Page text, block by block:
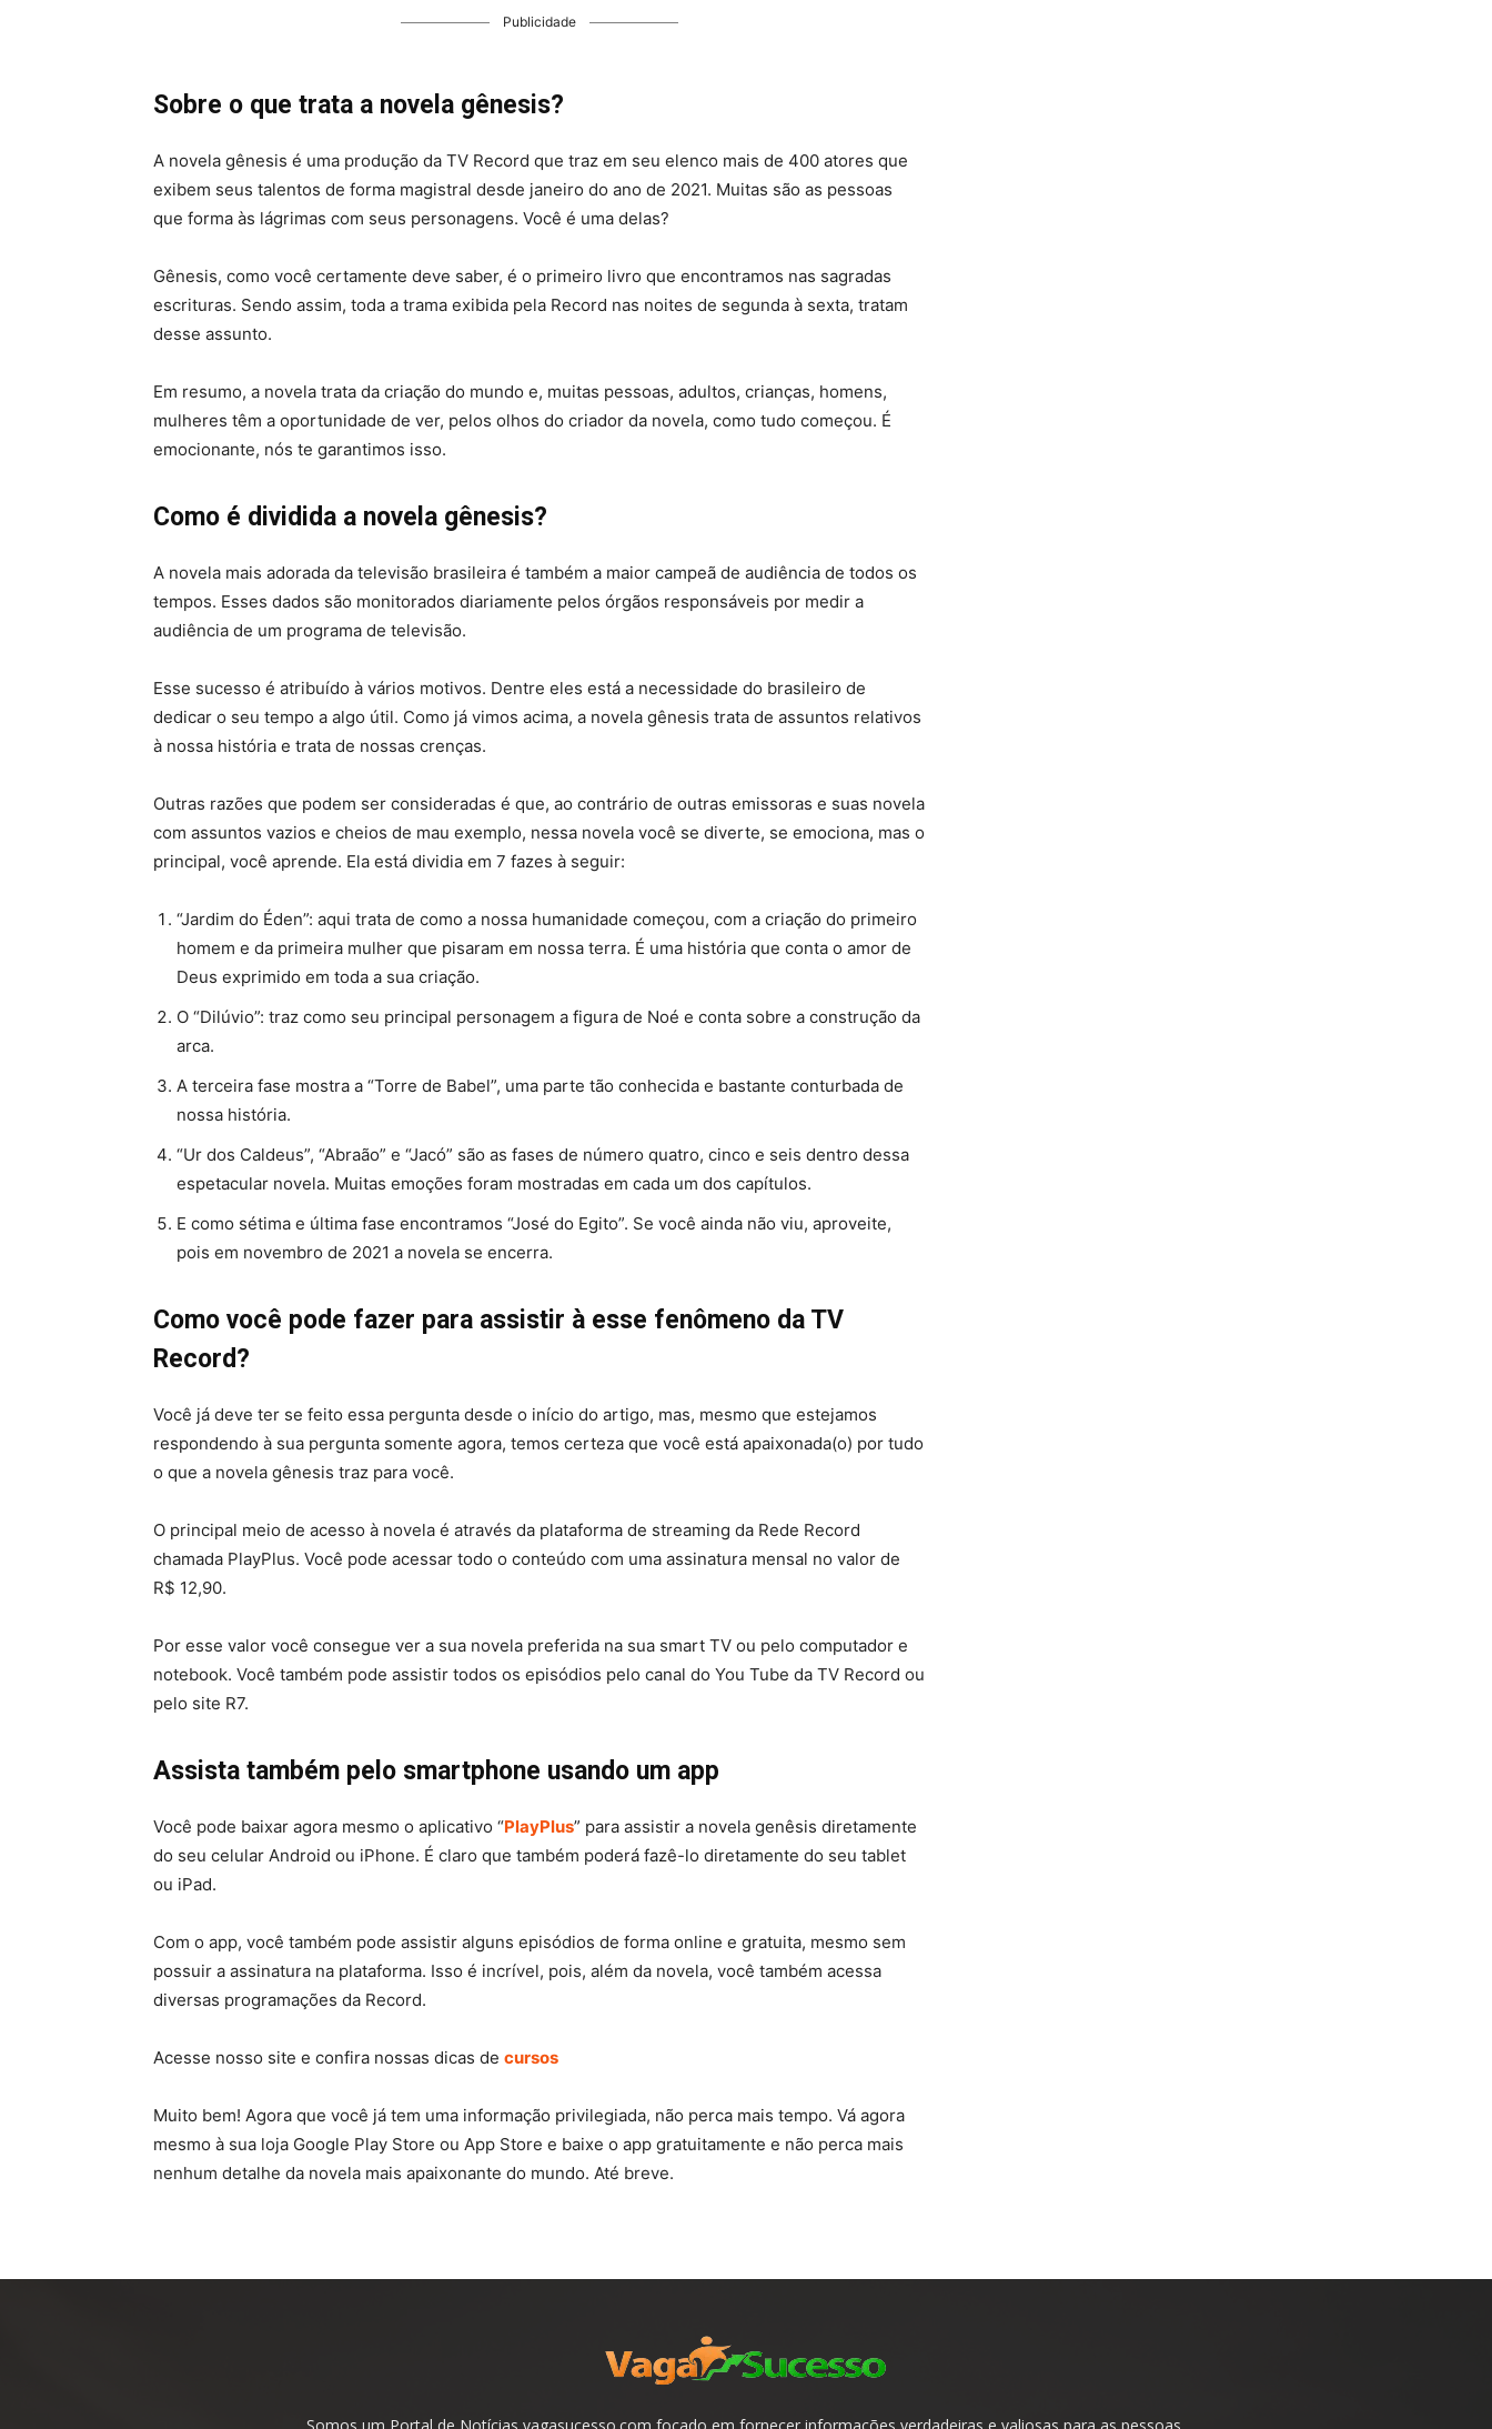
Publicidade
Sobre o que trata a novela gênesis?
A novela gênesis é uma produção da TV Record que traz em seu elenco mais de 400 atores que
exibem seus talentos de forma magistral desde janeiro do ano de 2021. Muitas são as pessoas
que forma às lágrimas com seus personagens. Você é uma delas?
Gênesis, como você certamente deve saber, é o primeiro livro que encontramos nas sagradas
escrituras. Sendo assim, toda a trama exibida pela Record nas noites de segunda à sexta, tratam
desse assunto.
Em resumo, a novela trata da criação do mundo e, muitas pessoas, adultos, crianças, homens,
mulheres têm a oportunidade de ver, pelos olhos do criador da novela, como tudo começou. É
emocionante, nós te garantimos isso.
Como é dividida a novela gênesis?
A novela mais adorada da televisão brasileira é também a maior campeã de audiência de todos os
tempos. Esses dados são monitorados diariamente pelos órgãos responsáveis por medir a
audiência de um programa de televisão.
Esse sucesso é atribuído à vários motivos. Dentre eles está a necessidade do brasileiro de
dedicar o seu tempo a algo útil. Como já vimos acima, a novela gênesis trata de assuntos relativos
à nossa história e trata de nossas crenças.
Outras razões que podem ser consideradas é que, ao contrário de outras emissoras e suas novela
com assuntos vazios e cheios de mau exemplo, nessa novela você se diverte, se emociona, mas o
principal, você aprende. Ela está dividia em 7 fazes à seguir:
“Jardim do Éden”: aqui trata de como a nossa humanidade começou, com a criação do primeiro
homem e da primeira mulher que pisaram em nossa terra. É uma história que conta o amor de
Deus exprimido em toda a sua criação.
O “Dilúvio”: traz como seu principal personagem a figura de Noé e conta sobre a construção da
arca.
A terceira fase mostra a “Torre de Babel”, uma parte tão conhecida e bastante conturbada de
nossa história.
“Ur dos Caldeus”, “Abraão” e “Jacó” são as fases de número quatro, cinco e seis dentro dessa
espetacular novela. Muitas emoções foram mostradas em cada um dos capítulos.
E como sétima e última fase encontramos “José do Egito”. Se você ainda não viu, aproveite,
pois em novembro de 2021 a novela se encerra.
Como você pode fazer para assistir à esse fenômeno da TV
Record?
Você já deve ter se feito essa pergunta desde o início do artigo, mas, mesmo que estejamos
respondendo à sua pergunta somente agora, temos certeza que você está apaixonada(o) por tudo
o que a novela gênesis traz para você.
O principal meio de acesso à novela é através da plataforma de streaming da Rede Record
chamada PlayPlus. Você pode acessar todo o conteúdo com uma assinatura mensal no valor de
R$ 12,90.
Por esse valor você consegue ver a sua novela preferida na sua smart TV ou pelo computador e
notebook. Você também pode assistir todos os episódios pelo canal do You Tube da TV Record ou
pelo site R7.
Assista também pelo smartphone usando um app
Você pode baixar agora mesmo o aplicativo “PlayPlus” para assistir a novela genêsis diretamente
do seu celular Android ou iPhone. É claro que também poderá fazê-lo diretamente do seu tablet
ou iPad.
Com o app, você também pode assistir alguns episódios de forma online e gratuita, mesmo sem
possuir a assinatura na plataforma. Isso é incrível, pois, além da novela, você também acessa
diversas programações da Record.
Acesse nosso site e confira nossas dicas de cursos
Muito bem! Agora que você já tem uma informação privilegiada, não perca mais tempo. Vá agora
mesmo à sua loja Google Play Store ou App Store e baixe o app gratuitamente e não perca mais
nenhum detalhe da novela mais apaixonante do mundo. Até breve.